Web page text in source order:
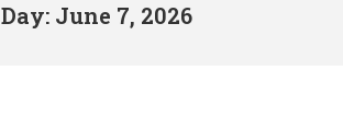
Day: June 7, 2026